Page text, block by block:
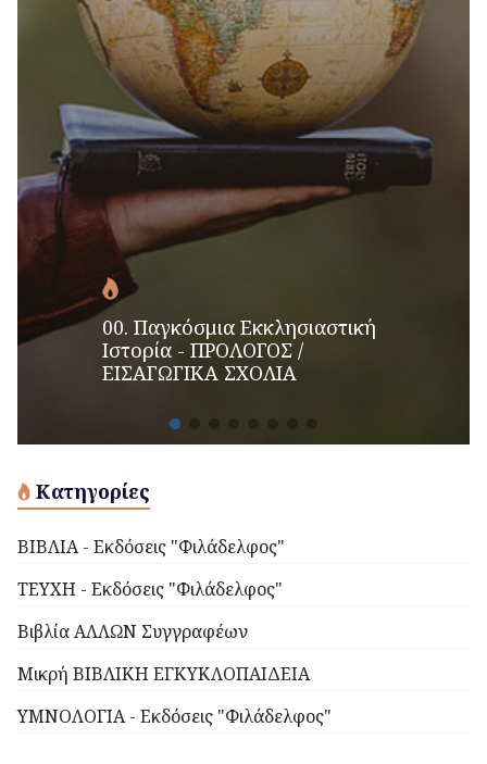
00. Παγκόσμια Εκκλησιαστική
Ιστορία - ΠΡΟΛΟΓΟΣ /
ΕΙΣΑΓΩΓΙΚΑ ΣΧΟΛΙΑ
Κατηγορίες
ΒΙΒΛΙΑ - Εκδόσεις "Φιλάδελφος"
ΤΕΥΧΗ - Εκδόσεις "Φιλάδελφος"
Βιβλία ΑΛΛΩΝ Συγγραφέων
Μικρή ΒΙΒΛΙΚΗ ΕΓΚΥΚΛΟΠΑΙΔΕΙΑ
ΥΜΝΟΛΟΓΙΑ - Εκδόσεις "Φιλάδελφος"